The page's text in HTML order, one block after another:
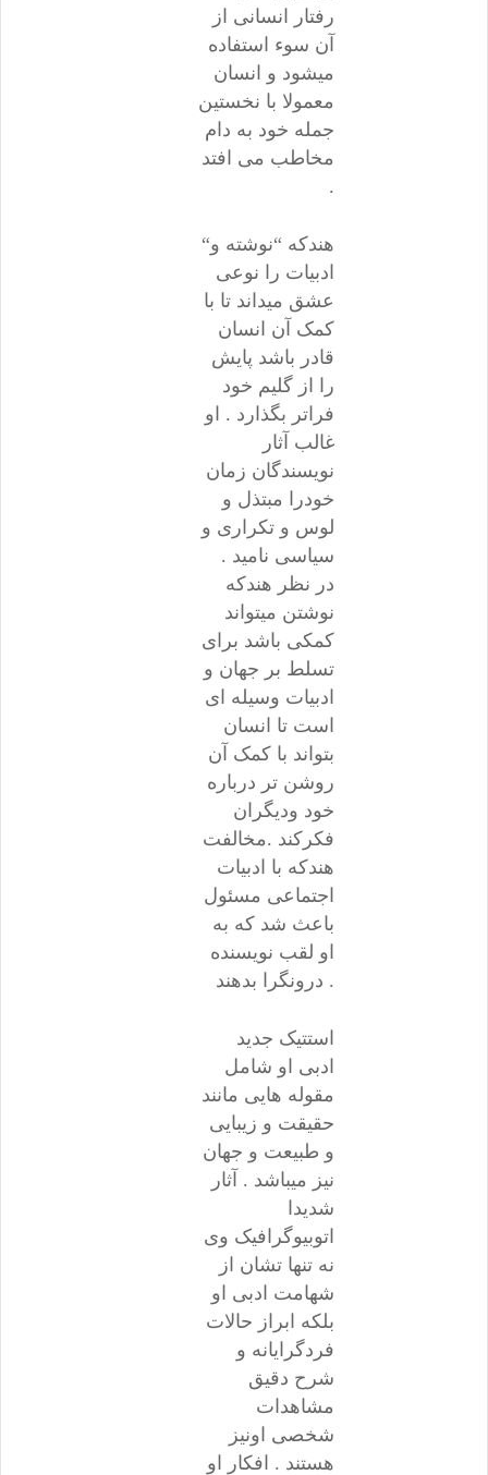
رفتار انسانی از
آن سوء استفاده
میشود و انسان
معمولا با نخستین
جمله خود به دام
مخاطب می افتد
.
“هندکه “نوشته و
ادبیات را نوعی
عشق میداند تا با
کمک آن انسان
قادر باشد پایش
را از گلیم خود
فراتر بگذارد . او
غالب آثار
نویسندگان زمان
خودرا مبتذل و
لوس و تکراری و
سیاسی نامید .
در نظر هندکه
نوشتن میتواند
کمکی باشد برای
تسلط بر جهان و
ادبیات وسیله ای
است تا انسان
بتواند با کمک آن
روشن تر درباره
خود ودیگران
فکرکند .مخالفت
هندکه با ادبیات
اجتماعی مسئول
باعث شد که به
او لقب نویسنده
درونگرا بدهند .
استتیک جدید
ادبی او شامل
مقوله هایی مانند
حقیقت و زیبایی
و طبیعت و جهان
نیز میباشد . آثار
شدیدا
اتوبیوگرافیک وی
نه تنها تشان از
شهامت ادبی او
بلکه ابراز حالات
فردگرایانه و
شرح دقیق
مشاهدات
شخصی اونیز
هستند . افکار او